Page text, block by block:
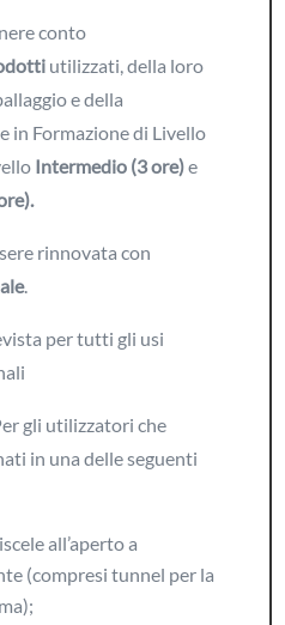
conto
utilizzati, della loro
e della
in Formazione di Livello
Intermedio (3 ore)e
rinnovata con
.
per tutti gli usi
gli utilizzatori che
in una delle seguenti
all’aperto a
(compresi tunnel per la